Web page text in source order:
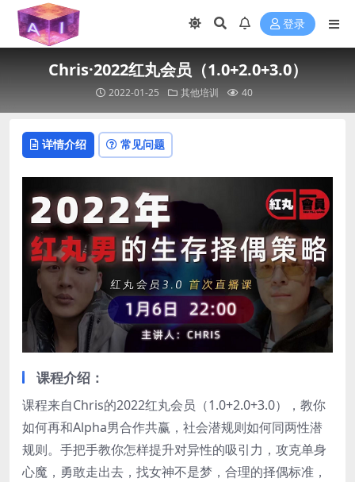
登录
Chris·2022红丸会员（1.0+2.0+3.0）
2022-01-25 其他培训 40
详情介绍 常见问题
课程介绍：
课程来自Chris的2022红丸会员（1.0+2.0+3.0），教你
如何再和Alpha男合作共赢，社会潜规则如何同两性潜
规则。手把手教你怎样提升对异性的吸引力，攻克单身
心魔，勇敢走出去，找女神不是梦，合理的择偶标准，